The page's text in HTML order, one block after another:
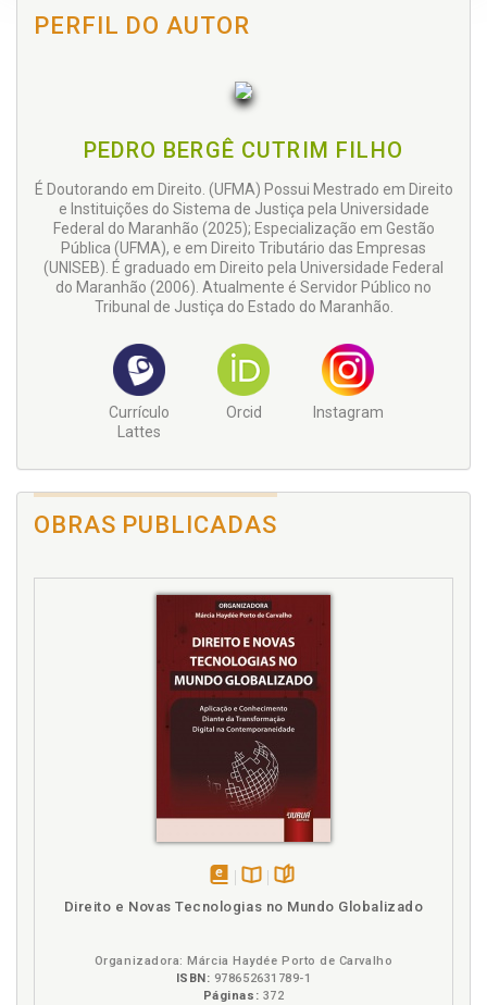
PERFIL DO AUTOR
PEDRO BERGÊ CUTRIM FILHO
É Doutorando em Direito. (UFMA) Possui Mestrado em Direito
e Instituições do Sistema de Justiça pela Universidade
Federal do Maranhão (2025); Especialização em Gestão
Pública (UFMA), e em Direito Tributário das Empresas
(UNISEB). É graduado em Direito pela Universidade Federal
do Maranhão (2006). Atualmente é Servidor Público no
Tribunal de Justiça do Estado do Maranhão.
Currículo
Lattes
Orcid Instagram
OBRAS PUBLICADAS
Direito e Novas Tecnologias no Mundo Globalizado
Organizadora: Márcia Haydée Porto de Carvalho
ISBN: 978652631789-1
Páginas: 372